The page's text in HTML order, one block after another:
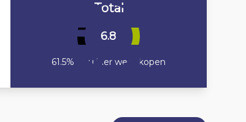
Total
6.8
61.5% Zou hier weer kopen